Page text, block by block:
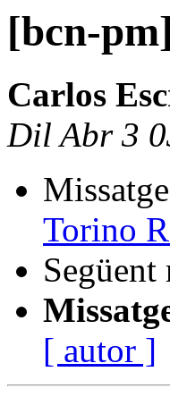
[bcn-
Carlos
Dil Abr 3
Torino
Següent
[ autor ]